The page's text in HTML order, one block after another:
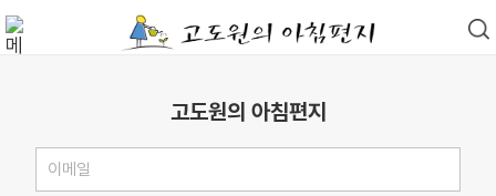
고도원의 아침편지